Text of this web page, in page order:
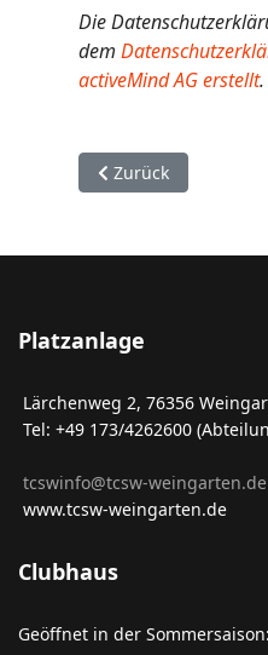
Die
dem
activeMind AG erstellt.
Vorheriger Beitrag:
Zurück
Platzanlage
Lärchenweg 2, 76356
Tel: +49 173/4262600
tcswinfo@tcsw-weingarten.de
www.tcsw-weingarten.de
Clubhaus
Geöffnet in der Sommersaison: